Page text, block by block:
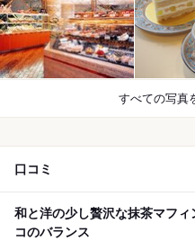
すべての写真
口コミ
和と洋の少し贅沢な抹茶マフ
コのバランス